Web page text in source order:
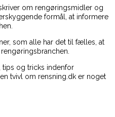
om rengøringsmidler og
formål, at informere
som alle har det til fælles, at
tips og tricks indenfor
tvivl om rensning.dk er noget